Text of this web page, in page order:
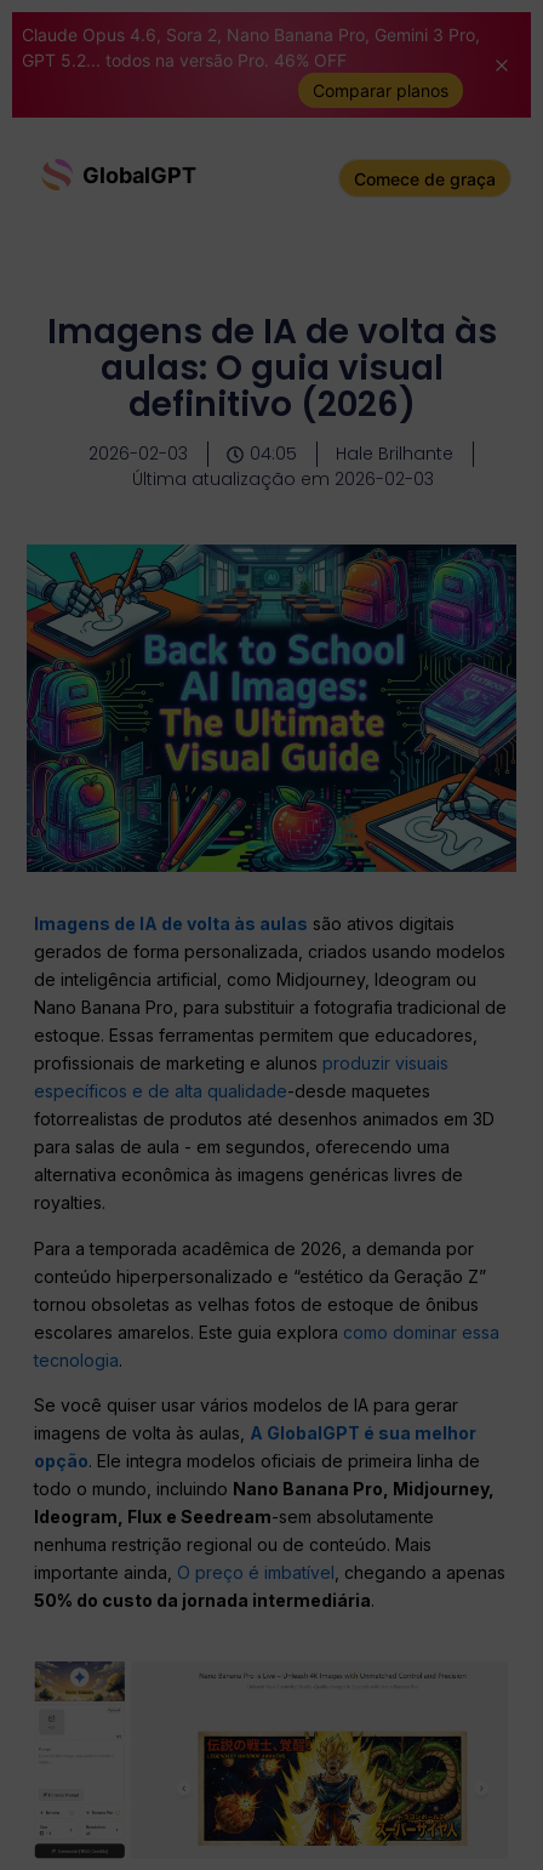
Claude Opus 4.6, Sora 2, Nano Banana Pro, Gemini 3 Pro,
GPT 5.2... todos na versão Pro. 46% OFF
Comparar planos
GlobalGPT Comece de graça
Imagens de IA de volta às
aulas: O guia visual
definitivo (2026)
2026-02-03 04:05
Hale Brilhante
Última atualização em 2026-02-03
Imagens de IA de volta às aulas são ativos digitais
gerados de forma personalizada, criados usando modelos
de inteligência artificial, como Midjourney, Ideogram ou
Nano Banana Pro, para substituir a fotografia tradicional de
estoque. Essas ferramentas permitem que educadores,
profissionais de marketing e alunos produzir visuais
específicos e de alta qualidade-desde maquetes
fotorrealistas de produtos até desenhos animados em 3D
para salas de aula - em segundos, oferecendo uma
alternativa econômica às imagens genéricas livres de
royalties.
Para a temporada acadêmica de 2026, a demanda por
conteúdo hiperpersonalizado e “estético da Geração Z”
tornou obsoletas as velhas fotos de estoque de ônibus
escolares amarelos. Este guia explora como dominar essa
tecnologia.
Se você quiser usar vários modelos de IA para gerar
imagens de volta às aulas, A GlobalGPT é sua melhor
opção. Ele integra modelos oficiais de primeira linha de
todo o mundo, incluindo Nano Banana Pro, Midjourney,
Ideogram, Flux e Seedream-sem absolutamente
nenhuma restrição regional ou de conteúdo. Mais
importante ainda, O preço é imbatível , chegando a apenas
50% do custo da jornada intermediária.